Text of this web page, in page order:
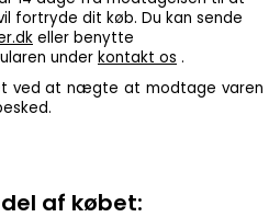
fortryde dit køb. Du kan sende
eller benytte
under kontakt os .
ved at nægte at modtage varen
af købet: